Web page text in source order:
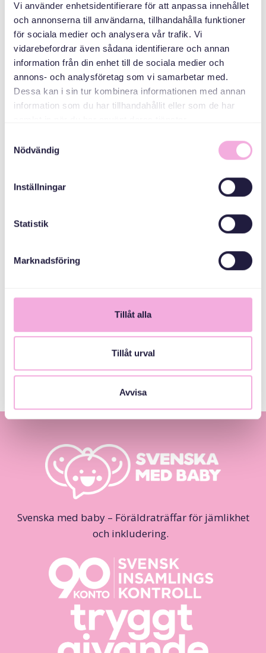
Vi använder enhetsidentifierare för att anpassa innehållet
och annonserna till användarna, tillhandahålla funktioner
för sociala medier och analysera vår trafik. Vi
vidarebefordrar även sådana identifierare och annan
information från din enhet till de sociala medier och
annons- och analysföretag som vi samarbetar med.
Dessa kan i sin tur kombinera informationen med annan
information som du har tillhandahållit eller som de har
Nödvändig
Inställningar
Statistik
Marknadsföring
Tillåt alla
Tillåt urval
Avvisa
Svenska med baby
Svenska med baby – Föräldraträffar för jämlikhet
och inkludering.